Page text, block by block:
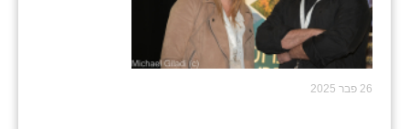
26 פבר 2025